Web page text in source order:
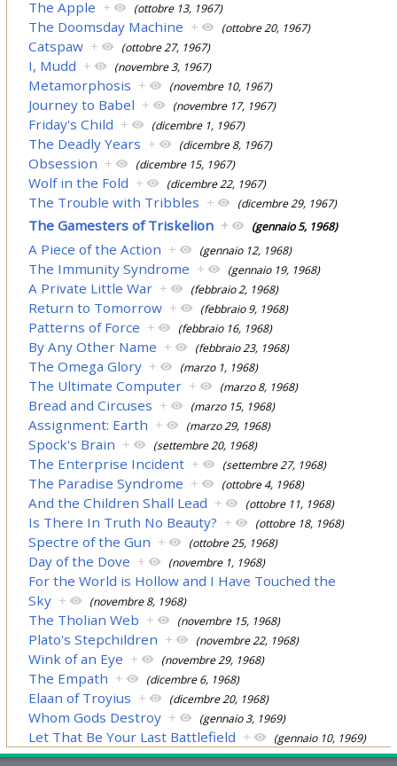
The Apple + (ottobre 13, 1967)
The Doomsday Machine + (ottobre 20, 1967)
Catspaw + (ottobre 27, 1967)
I, Mudd + (novembre 3, 1967)
Metamorphosis + (novembre 10, 1967)
Journey to Babel + (novembre 17, 1967)
Friday's Child + (dicembre 1, 1967)
The Deadly Years + (dicembre 8, 1967)
Obsession + (dicembre 15, 1967)
Wolf in the Fold + (dicembre 22, 1967)
The Trouble with Tribbles + (dicembre 29, 1967)
The Gamesters of Triskelion + (gennaio 5, 1968)
A Piece of the Action + (gennaio 12, 1968)
The Immunity Syndrome + (gennaio 19, 1968)
A Private Little War + (febbraio 2, 1968)
Return to Tomorrow + (febbraio 9, 1968)
Patterns of Force + (febbraio 16, 1968)
By Any Other Name + (febbraio 23, 1968)
The Omega Glory + (marzo 1, 1968)
The Ultimate Computer + (marzo 8, 1968)
Bread and Circuses + (marzo 15, 1968)
Assignment: Earth + (marzo 29, 1968)
Spock's Brain + (settembre 20, 1968)
The Enterprise Incident + (settembre 27, 1968)
The Paradise Syndrome + (ottobre 4, 1968)
And the Children Shall Lead + (ottobre 11, 1968)
Is There In Truth No Beauty? + (ottobre 18, 1968)
Spectre of the Gun + (ottobre 25, 1968)
Day of the Dove + (novembre 1, 1968)
For the World is Hollow and I Have Touched the
Sky + (novembre 8, 1968)
The Tholian Web + (novembre 15, 1968)
Plato's Stepchildren + (novembre 22, 1968)
Wink of an Eye + (novembre 29, 1968)
The Empath + (dicembre 6, 1968)
Elaan of Troyius + (dicembre 20, 1968)
Whom Gods Destroy + (gennaio 3, 1969)
Let That Be Your Last Battlefield + (gennaio 10, 1969)